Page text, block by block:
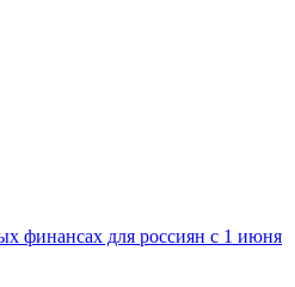
финансах для россиян с 1 июня